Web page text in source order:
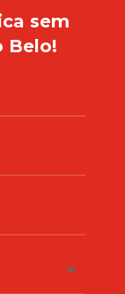
sem
Belo!